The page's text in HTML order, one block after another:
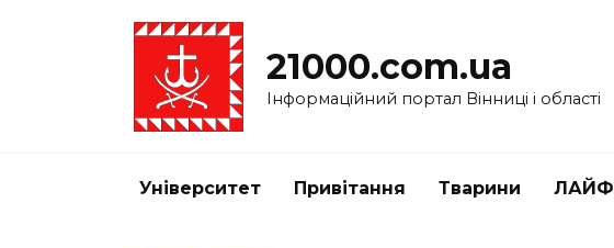
21000.com.ua
Інформаційний портал Вінниці і області
Університет Привітання Тварини ЛАЙФ